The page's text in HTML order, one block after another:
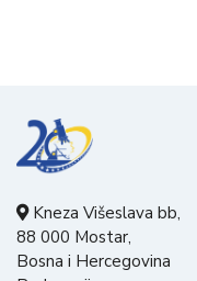
Kneza Višeslava bb,
88 000 Mostar,
Bosna i Hercegovina